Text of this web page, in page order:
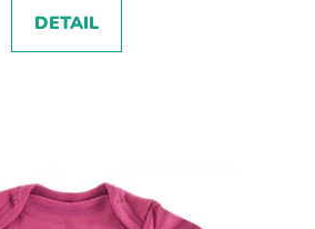
DETAIL